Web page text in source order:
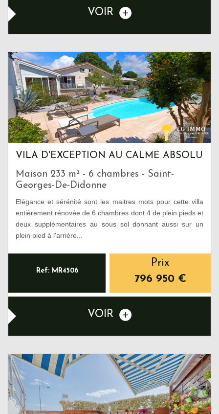
VOIR
VILA D'EXCEPTION AU CALME ABSOLU
Maison 233 m² - 6 chambres - Saint-
Georges-De-Didonne
Elégance et sérénité sont les maitres mots pour cette villa
entièrement rénovée de 6 chambres dont 4 de plein pieds et
deux supplémentaires au sous sol donnant aussi sur un
plein pied à l'arrière...
Ref: MR4506
Prix
796 950 €
VOIR